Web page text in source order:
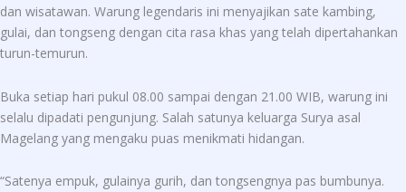
dan wisatawan. Warung legendaris ini menyajikan sate kambing,
gulai, dan tongseng dengan cita rasa khas yang telah dipertahankan
turun-temurun.
Buka setiap hari pukul 08.00 sampai dengan 21.00 WIB, warung ini
selalu dipadati pengunjung. Salah satunya keluarga Surya asal
Magelang yang mengaku puas menikmati hidangan.
“Satenya empuk, gulainya gurih, dan tongsengnya pas bumbunya.